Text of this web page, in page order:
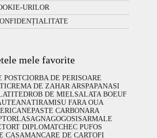
URILOR
mele favorite
POSTCIORBA DE PERISOARE
CREMA DE ZAHAR ARSPAPANASI
DROB DE MIELSALATA BOEUF
TIRAMISU FARA OUA
PASTE CARBONARA
LASAGNAGOGOSISARMALE
TORT DIPLOMATCHEC PUFOS
CASAMANCARE DE CARTOFI